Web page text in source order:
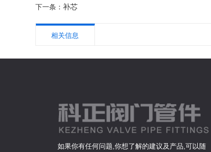
下一条： 补芯
相关信息
如果你有任何问题,你想了解的建议及产品,可以随